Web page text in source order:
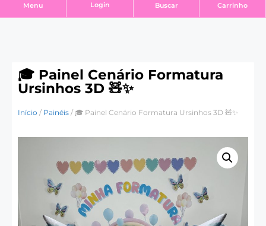
Menu Login Buscar Carrinho
🎓 Painel Cenário Formatura
Ursinhos 3D 🧸✨
Início / Painéis / 🎓 Painel Cenário Formatura Ursinhos 3D 🧸✨